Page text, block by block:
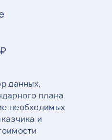
данных,
плана
необходимых
и